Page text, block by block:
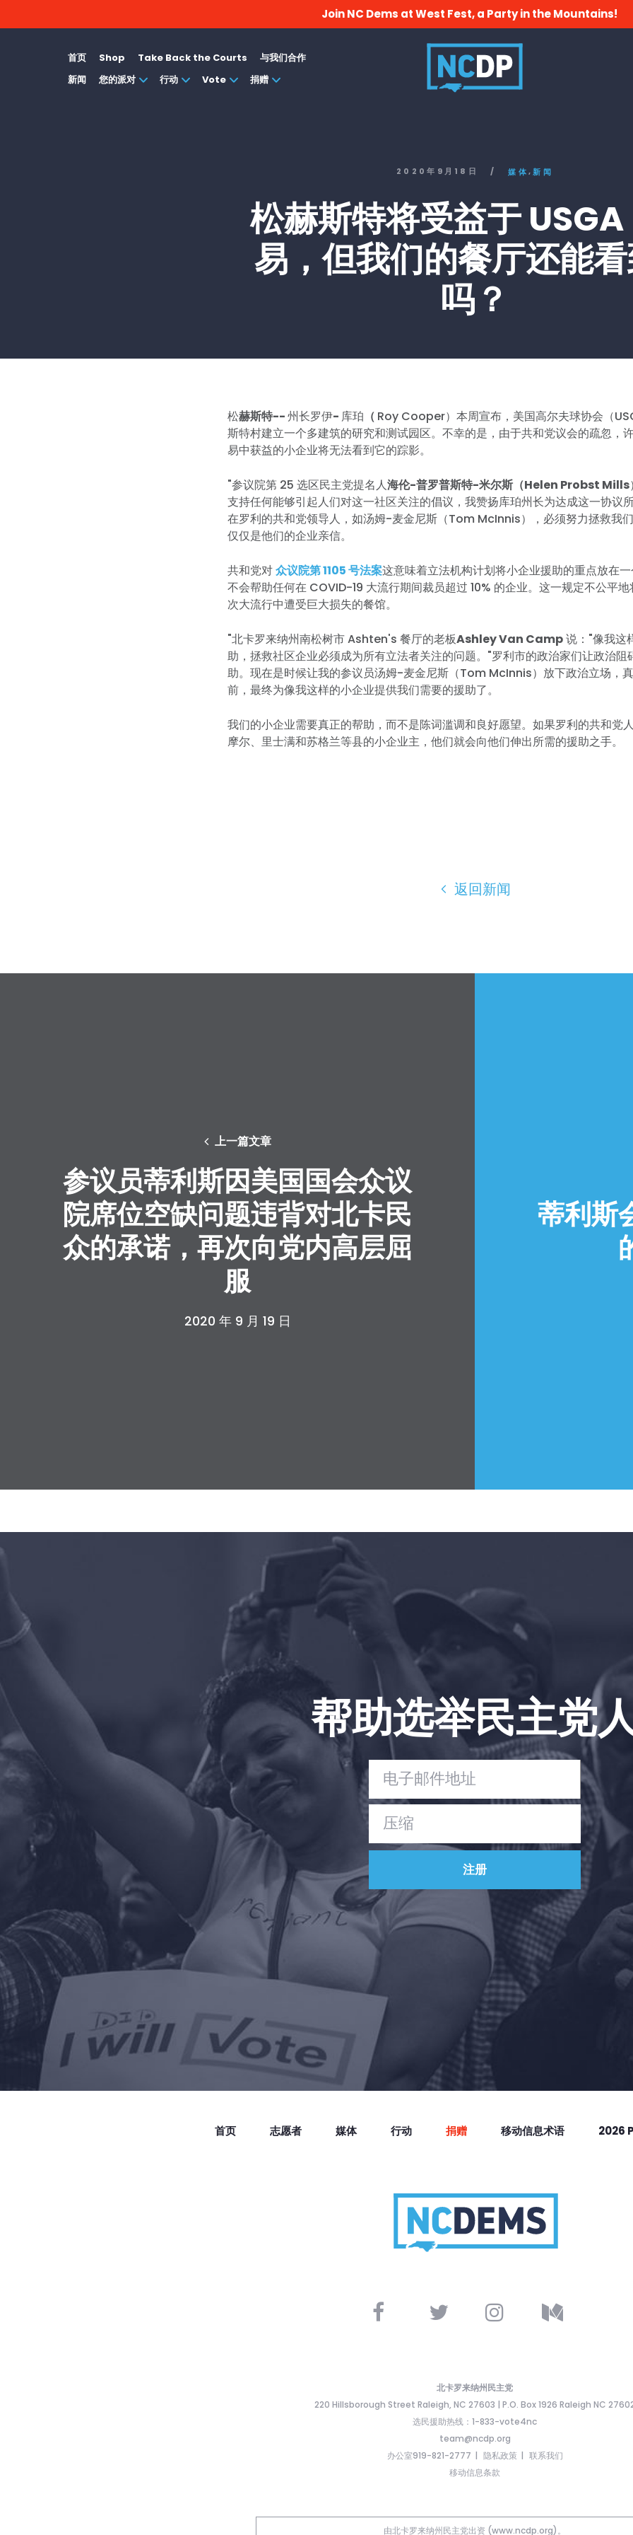
Join NC Dems at West Fest, a Party in the Mountains!
首页 Shop Take Back the Courts
与我们合作
新闻
您的派对 行动 Vote 捐赠
2020年9月18日 / 媒体,新闻
松赫斯特将受益于
易，但我们的餐厅还能
吗？
松赫斯特--州长罗伊- 库珀 （ Roy Cooper）本周宣布，美国高尔夫球协会（
斯特村建立一个多建筑的研究和测试园区。不幸的是，由于共和党议会的疏忽，
易中获益的小企业将无法看到它的踪影。
"参议院第 25 选区民主党提名人海伦-普罗普斯特-米尔斯（Helen Probst Mills
支持任何能够引起人们对这一社区关注的倡议，我赞扬库珀州长为达成这一协议
在罗利的共和党领导人，如汤姆-麦金尼斯（Tom McInnis），必须努力拯救我
仅仅是他们的企业亲信。
共和党对众议院第 1105 号法案这意味着立法机构计划将小企业援助的重点放在
不会帮助任何在 COVID-19 大流行期间裁员超过 10% 的企业。这一规定不公平
次大流行中遭受巨大损失的餐馆。
"北卡罗来纳州南松树市 Ashten's 餐厅的老板Ashley Van Camp说："像我这
助，拯救社区企业必须成为所有立法者关注的问题。"罗利市的政治家们让政治阻
助。现在是时候让我的参议员汤姆-麦金尼斯（Tom McInnis）放下政治立场，
前，最终为像我这样的小企业提供我们需要的援助了。
我们的小企业需要真正的帮助，而不是陈词滥调和良好愿望。如果罗利的共和党
摩尔、里士满和苏格兰等县的小企业主，他们就会向他们伸出所需的援助之手。
返回新闻
上一篇文章
参议员蒂利斯因美国国会众议
院席位空缺问题违背对北卡民
众的承诺，再次向党内高层屈
服
2020 年 9 月 19 日
蒂利斯
帮助选举民主党
首页 志愿者 媒体 行动 捐赠 移动信息术语 2026
北卡罗来纳州民主党
220 Hillsborough Street Raleigh, NC 27603 | P.O. Box 1926 Raleigh NC
选民援助热线：1-833-vote4nc
team@ncdp.org
办公室919-821-2777
隐私政策
联系我们
移动信息条款
由北卡罗来纳州民主党出资 (www.ncdp.org)。